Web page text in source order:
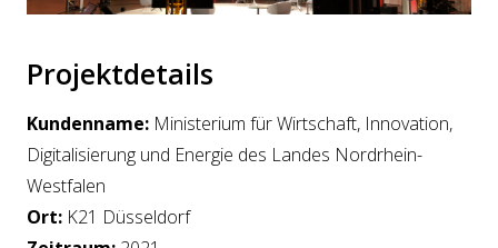
Projektdetails
Kundenname: Ministerium für Wirtschaft, Innovation,
Digitalisierung und Energie des Landes Nordrhein-
Westfalen
Ort: K21 Düsseldorf